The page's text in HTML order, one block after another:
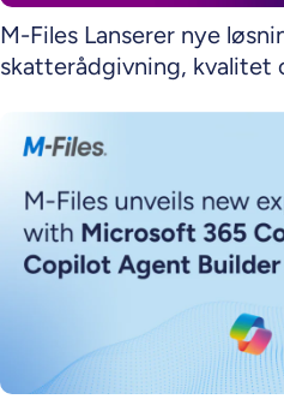
M-Files Lanserer nye
skatterådgivning, kvalitet